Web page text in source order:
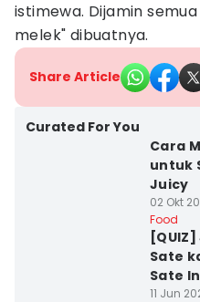
istimewa. Dijamin
melek" dibuatnya.
Share Article
Curated For You
Cara
untuk
Juicy
02 Okt
Food
Sate
Sate
11 Jun